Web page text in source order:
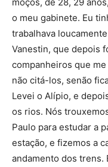
o meu gabinete. Eu
trabalhava
Vanestin, que depois
companheiros que
não citá-los, senão
Levei o Alípio, e
os rios. Nós
Paulo para estudar a
estação, e fizemos a
andamento dos trens.